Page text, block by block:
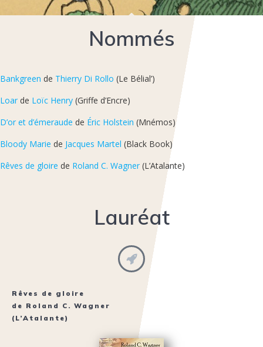
Nommés
Bankgreen de Thierry Di Rollo (Le Bélial’)
Loar de Loïc Henry (Griffe d’Encre)
D’or et d’émeraude de Éric Holstein (Mnémos)
Bloody Marie de Jacques Martel (Black Book)
Rêves de gloire de Roland C. Wagner (L’Atalante)
Lauréat
Rêves de gloire
de Roland C. Wagner
(L’Atalante)